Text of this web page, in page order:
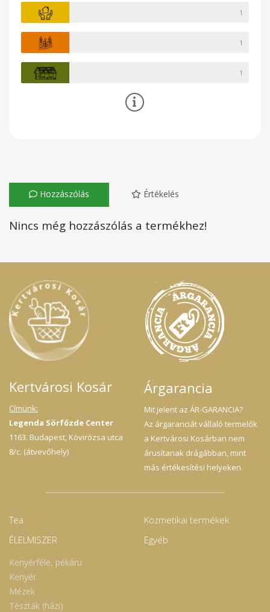
1
1
1
Hozzászólás Értékelés
Nincs még hozzászólás a termékhez!
Kertvárosi Kosár
Címünk:
Legenda Sörfőzde Center
1163. Budapest, Kövirózsa utca
8/c. (átvevőhely)
Árgarancia
Mit jelent az ÁR-GARANCIA?
Az árgaranciát vállaló termelők
a Kertvárosi Kosárban nem
árusítanak drágábban, mint
más értékesítési helyeken.
Tea
ÉLELMISZER
Kenyérféle, pékáru
Kenyér
Mézek
Tészták (házi)
Kozmetikai termékek
Egyéb